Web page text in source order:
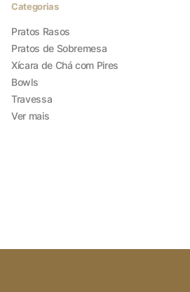
Categorias
Pratos Rasos
Pratos de Sobremesa
Xícara de Chá com Pires
Bowls
Travessa
Ver mais